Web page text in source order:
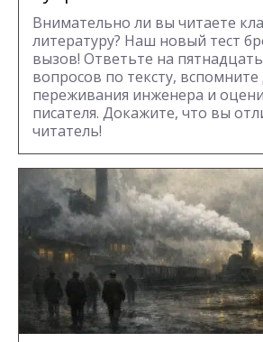
Внимательно ли вы читаете
литературу? Наш новый тест
вызов! Ответьте на
вопросов по тексту,
переживания инженера и
писателя. Докажите, что вы
читатель!